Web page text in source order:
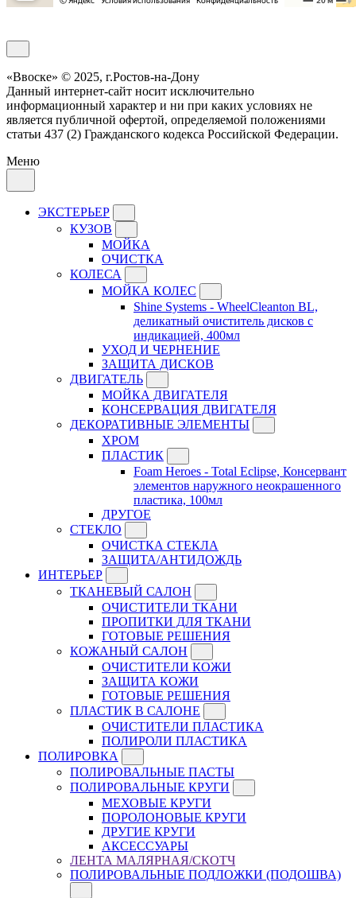
«Ввоске» © 2025, г.Ростов-на-Дону
Данный интернет-сайт носит исключительно
информационный характер и ни при каких условиях не
является публичной офертой, определяемой положениями
статьи 437 (2) Гражданского кодекса Российской Федерации.
Меню
ЭКСТЕРЬЕР
КУЗОВ
МОЙКА
ОЧИСТКА
КОЛЕСА
МОЙКА КОЛЕС
Shine Systems - WheelCleanton BL,
деликатный очиститель дисков с
индикацией, 400мл
УХОД И ЧЕРНЕНИЕ
ЗАЩИТА ДИСКОВ
ДВИГАТЕЛЬ
МОЙКА ДВИГАТЕЛЯ
КОНСЕРВАЦИЯ ДВИГАТЕЛЯ
ДЕКОРАТИВНЫЕ ЭЛЕМЕНТЫ
ХРОМ
ПЛАСТИК
Foam Heroes - Total Eclipse, Консервант
элементов наружного неокрашенного
пластика, 100мл
ДРУГОЕ
СТЕКЛО
ОЧИСТКА СТЕКЛА
ЗАЩИТА/АНТИДОЖДЬ
ИНТЕРЬЕР
ТКАНЕВЫЙ САЛОН
ОЧИСТИТЕЛИ ТКАНИ
ПРОПИТКИ ДЛЯ ТКАНИ
ГОТОВЫЕ РЕШЕНИЯ
КОЖАНЫЙ САЛОН
ОЧИСТИТЕЛИ КОЖИ
ЗАЩИТА КОЖИ
ГОТОВЫЕ РЕШЕНИЯ
ПЛАСТИК В САЛОНЕ
ОЧИСТИТЕЛИ ПЛАСТИКА
ПОЛИРОЛИ ПЛАСТИКА
ПОЛИРОВКА
ПОЛИРОВАЛЬНЫЕ ПАСТЫ
ПОЛИРОВАЛЬНЫЕ КРУГИ
МЕХОВЫЕ КРУГИ
ПОРОЛОНОВЫЕ КРУГИ
ДРУГИЕ КРУГИ
АКСЕССУАРЫ
ЛЕНТА МАЛЯРНАЯ/СКОТЧ
ПОЛИРОВАЛЬНЫЕ ПОДЛОЖКИ (ПОДОШВА)